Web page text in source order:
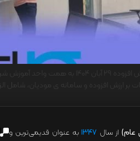
عام) از سال ۱۳۴۷ به عنوان قدیمی‌ترین و